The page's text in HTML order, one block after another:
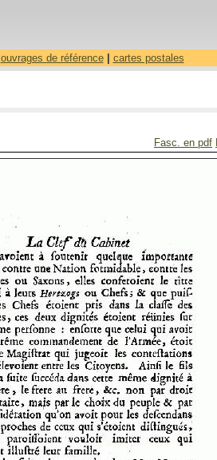
ouvrages de référence| cartes postales
Fasc. en pdf